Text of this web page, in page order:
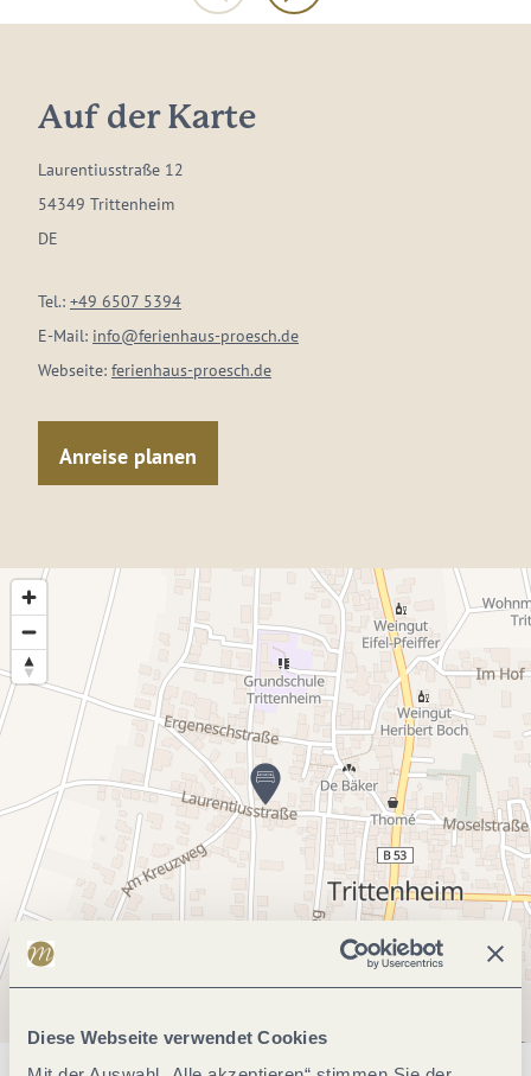
Diese Webseite verwendet Cookies
Auf der Karte
Laurentiusstraße 12
54349 Trittenheim
DE
Tel.: +49 6507 5394
E-Mail: info@ferienhaus-proesch.de
Webseite: ferienhaus-proesch.de
Anreise planen